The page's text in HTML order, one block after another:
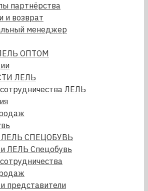
партнёрства
и возврат
менеджер
ОПТОМ
ЛЕЛЬ
ЛЕЛЬ
ЛЕЛЬ СПЕЦОБУВЬ
ЛЕЛЬ Спецобувь
представители